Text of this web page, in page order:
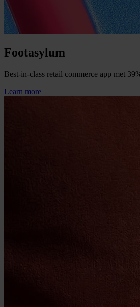
Footasylum
Best-in-class retail commerce app met
Learn more